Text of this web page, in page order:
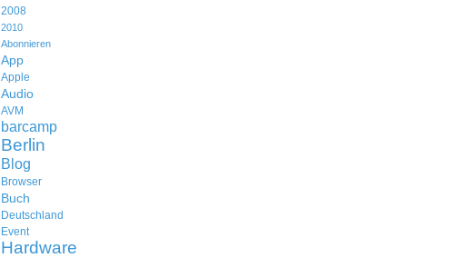
2008
2010
Abonnieren
App
Apple
Audio
AVM
barcamp
Berlin
Blog
Browser
Buch
Deutschland
Event
Hardware